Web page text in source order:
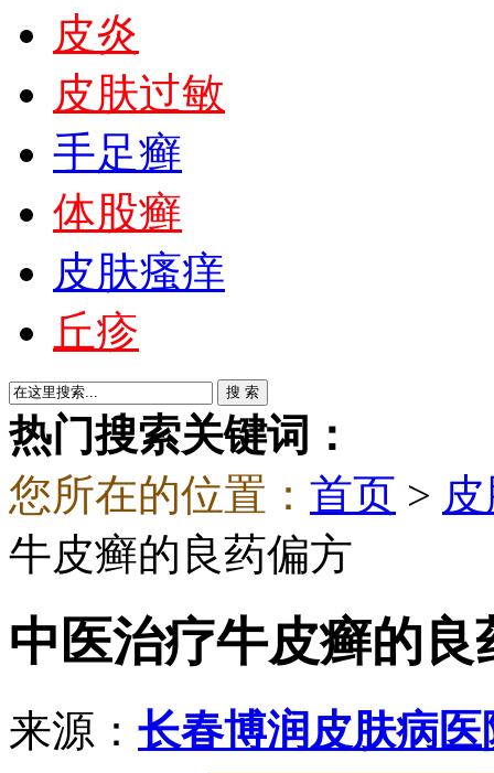
皮炎
皮肤过敏
手足癣
体股癣
皮肤瘙痒
丘疹
热门搜索关键词：
您所在的位置： 首页 >
牛皮癣的良药偏方
中医治疗牛皮癣的良
来源： 长春博润皮肤病医